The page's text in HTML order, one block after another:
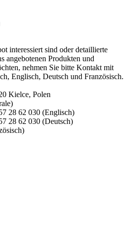
interessiert sind oder detaillierte
angebotenen Produkten und
nehmen Sie bitte Kontakt mit
Englisch, Deutsch und Französisch.
Kielce, Polen
28 62 030 (Englisch)
28 62 030 (Deutsch)